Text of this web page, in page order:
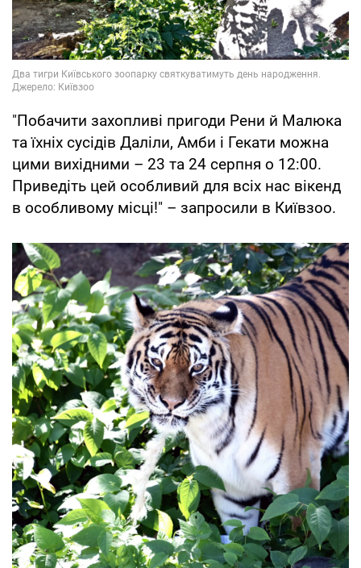
"Побачити захопливі пригоди Рени й Малюка
та їхніх сусідів Даліли, Амби і Гекати можна
цими вихідними – 23 та 24 серпня о 12:00.
Приведіть цей особливий для всіх нас вікенд
в особливому місці!" – запросили в Київзоо.